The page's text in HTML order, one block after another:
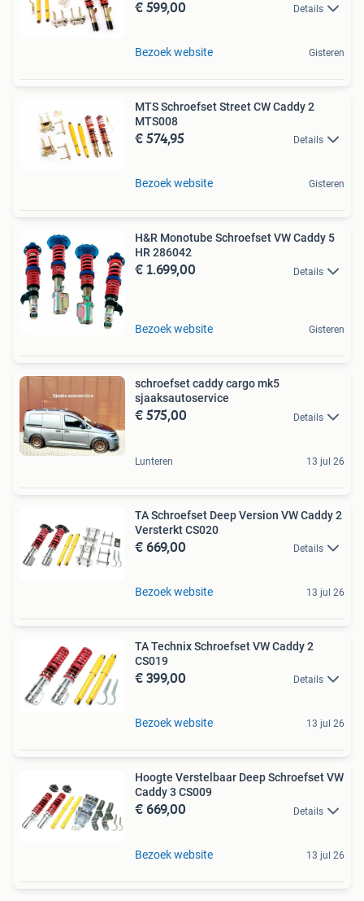
€ 599,00 Details
Bezoek website Gisteren
MTS Schroefset Street CW Caddy 2
MTS008
€ 574,95 Details
Bezoek website Gisteren
H&R Monotube Schroefset VW Caddy 5
HR 286042
€ 1.699,00 Details
Bezoek website Gisteren
schroefset caddy cargo mk5
sjaaksautoservice
€ 575,00 Details
Lunteren 13 jul 26
TA Schroefset Deep Version VW Caddy 2
Versterkt CS020
€ 669,00 Details
Bezoek website 13 jul 26
TA Technix Schroefset VW Caddy 2
CS019
€ 399,00 Details
Bezoek website 13 jul 26
Hoogte Verstelbaar Deep Schroefset VW
Caddy 3 CS009
€ 669,00 Details
Bezoek website 13 jul 26